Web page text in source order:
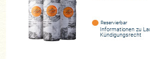
Reservierbar
Informationen zu
Kündigungsrecht